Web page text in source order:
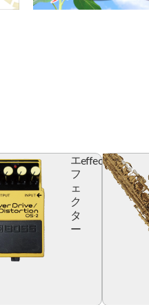
エ
フ
ェ
ク
タ
ー
effector